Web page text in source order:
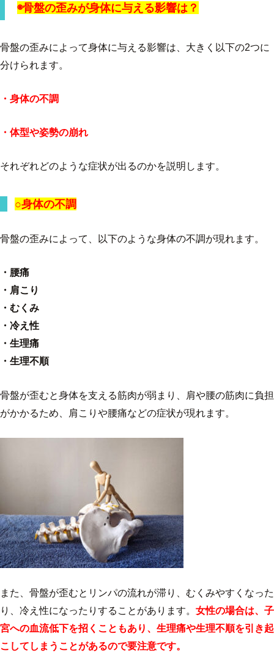
◉骨盤の歪みが身体に与える影響は？
骨盤の歪みによって身体に与える影響は、大きく以下の2つに
分けられます。
・身体の不調
・体型や姿勢の崩れ
それぞれどのような症状が出るのかを説明します。
○身体の不調
骨盤の歪みによって、以下のような身体の不調が現れます。
・腰痛
・肩こり
・むくみ
・冷え性
・生理痛
・生理不順
骨盤が歪むと身体を支える筋肉が弱まり、肩や腰の筋肉に負担
がかかるため、肩こりや腰痛などの症状が現れます。
また、骨盤が歪むとリンパの流れが滞り、むくみやすくなった
り、冷え性になったりすることがあります。 女性の場合は、子
宮への血流低下を招くこともあり、生理痛や生理不順を引き起
こしてしまうことがあるので要注意です。